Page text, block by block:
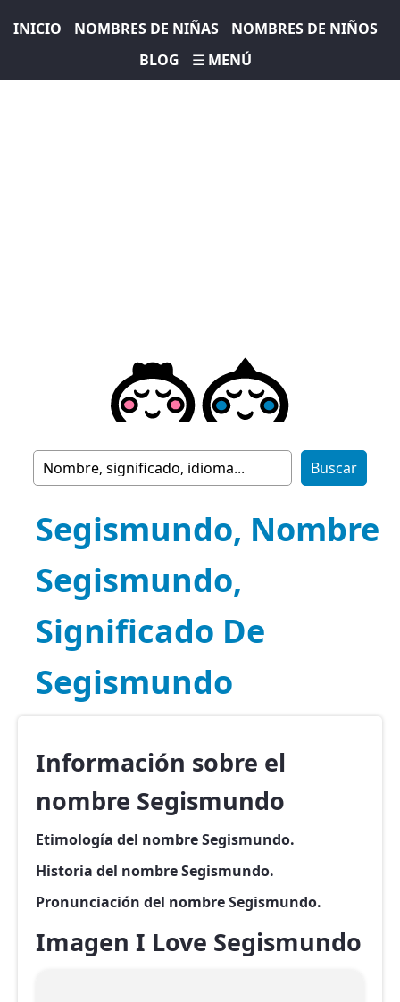
INICIO NOMBRES DE NIÑAS
NOMBRES DE NIÑOS
BLOG
☰ MENÚ
Segismundo, Nombre
Segismundo,
Significado De
Segismundo
Información sobre el
nombre Segismundo
Etimología del nombre Segismundo.
Historia del nombre Segismundo.
Pronunciación del nombre Segismundo.
Imagen I Love Segismundo